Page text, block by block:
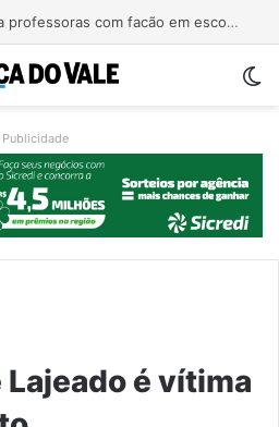
Homem é preso com revólver de numeração raspada em Teutônia
Publicidade
é vítima